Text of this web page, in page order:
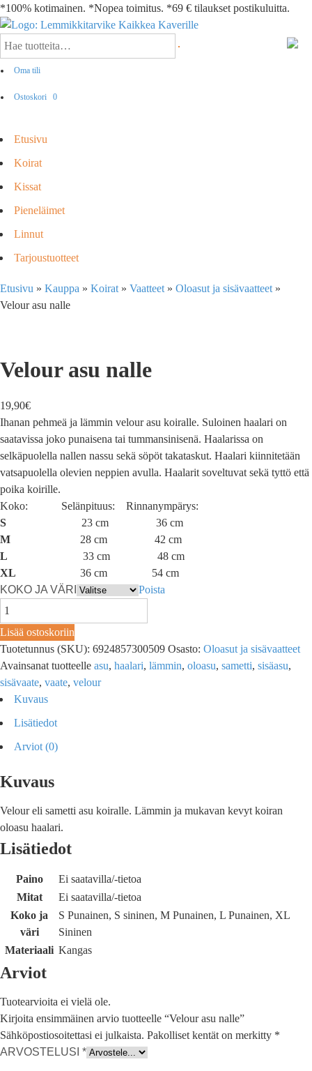
*100% kotimainen. *Nopea toimitus. *69 € tilaukset postikuluitta.
Oma tili
Ostoskori 0
Etusivu
Koirat
Kissat
Pieneläimet
Linnut
Tarjoustuotteet
Etusivu » Kauppa » Koirat » Vaatteet » Oloasut ja sisävaatteet »
Velour asu nalle
Velour asu nalle
19,90€
Ihanan pehmeä ja lämmin velour asu koiralle. Suloinen haalari on
saatavissa joko punaisena tai tummansinisenä. Haalarissa on
selkäpuolella nallen nassu sekä söpöt takataskut. Haalari kiinnitetään
vatsapuolella olevien neppien avulla. Haalarit soveltuvat sekä tyttö että
poika koirille.
Koko: Selänpituus: Rinnanympärys:
S 23 cm 36 cm
M 28 cm 42 cm
L
33 cm 48 cm
XL
36 cm 54 cm
KOKO JA VÄRI
Poista
Lisää ostoskoriin
Tuotetunnus (SKU): 6924857300509 Osasto: Oloasut ja sisävaatteet
Avainsanat tuotteelle asu, haalari, lämmin, oloasu, sametti, sisäasu,
sisävaate, vaate, velour
Kuvaus
Lisätiedot
Arviot (0)
Kuvaus
Velour eli sametti asu koiralle. Lämmin ja mukavan kevyt koiran
oloasu haalari.
Lisätiedot
Paino
Ei saatavilla/-tietoa
Mitat
Ei saatavilla/-tietoa
Koko ja
väri
S Punainen, S sininen, M Punainen, L Punainen, XL
Sininen
Materiaali Kangas
Arviot
Tuotearvioita ei vielä ole.
Kirjoita ensimmäinen arvio tuotteelle “Velour asu nalle”
Sähköpostiosoitettasi ei julkaista. Pakolliset kentät on merkitty *
ARVOSTELUSI *